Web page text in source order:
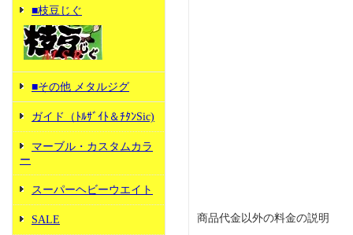
■枝豆じぐ
■その他 メタルジグ
ガイド（ﾄﾙｻﾞｲﾄ＆ﾁﾀﾝSic)
マーブル・カスタムカラ
ー
スーパーヘビーウエイト
SALE 商品代金以外の料金の説明